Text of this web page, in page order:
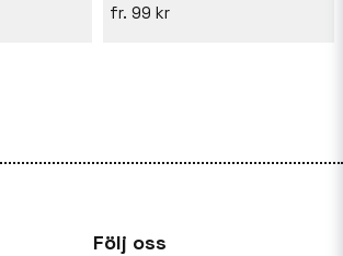
99 kr
Följ oss